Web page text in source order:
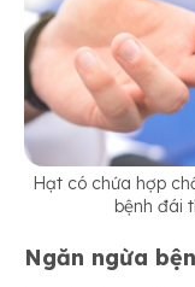
Hạt có chứa hợp
bệnh đái
Ngăn ngừa